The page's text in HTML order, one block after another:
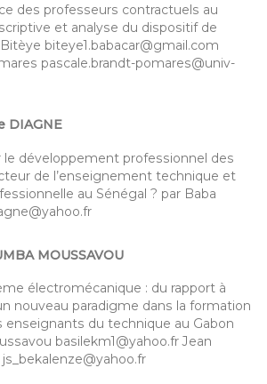
des professeurs contractuels au
et analyse du dispositif de
biteye1.babacar@gmail.com
pascale.brandt-pomares@univ-
DIAGNE
développement professionnel des
de l’enseignement technique et
au Sénégal ? par Baba
MOUSSAVOU
électromécanique : du rapport à
nouveau paradigme dans la formation
enseignants du technique au Gabon
basilekm1@yahoo.fr Jean